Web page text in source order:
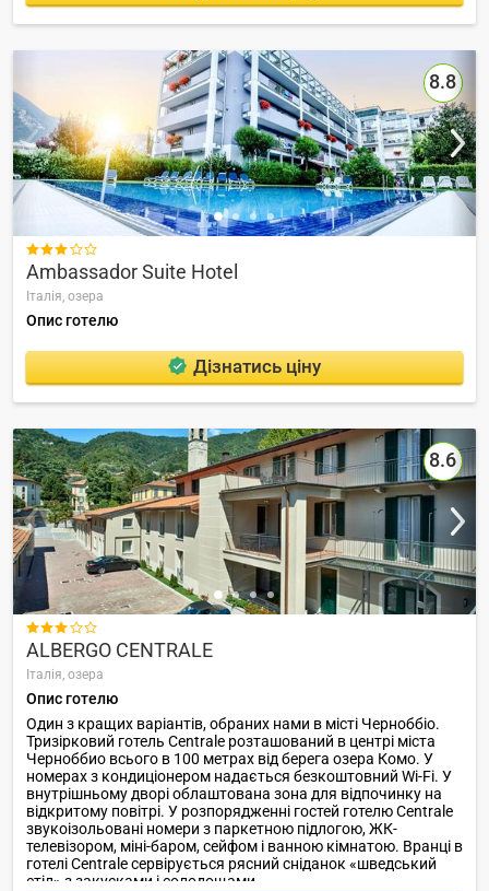
8.8

Ambassador Suite Hotel
Італія, озера
Опис готелю
Дізнатись ціну
8.6

ALBERGO CENTRALE
Італія, озера
Опис готелю
Один з кращих варіантів, обраних нами в місті Черноббіо.
Тризірковий готель Centrale розташований в центрі міста
Черноббио всього в 100 метрах від берега озера Комо. У
номерах з кондиціонером надається безкоштовний Wi-Fi. У
внутрішньому дворі облаштована зона для відпочинку на
відкритому повітрі. У розпорядженні гостей готелю Centrale
звукоізольовані номери з паркетною підлогою, ЖК-
телевізором, міні-баром, сейфом і ванною кімнатою. Вранці в
готелі Centrale сервірується рясний сніданок «шведський
стіл» з закусками і солодощами.